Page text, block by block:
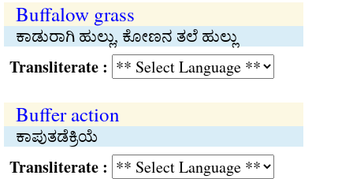
Buffalow grass
ಕಾಡುರಾಗಿ ಹುಲ್ಲು, ಕೋಣನ ತಲೆ ಹುಲ್ಲು
:
Buffer action
ಕಾಪುತಡೆಕ್ರಿಯೆ
: